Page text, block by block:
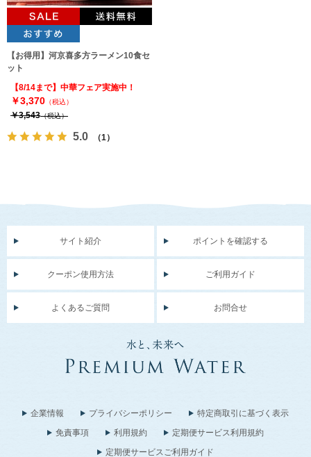
【お得用】河京喜多方ラーメン10食セ
ット
【8/14まで】中華フェア実施中！
￥3,370 （税込）
￥3,543（税込）
5.0 （1）
サイト紹介 ポイントを確認する
クーポン使用方法 ご利用ガイド
よくあるご質問 お問合せ
企業情報 プライバシーポリシー
特定商取引に基づく表示
免責事項
利用規約
定期便サービス利用規約
定期便サービスご利用ガイド